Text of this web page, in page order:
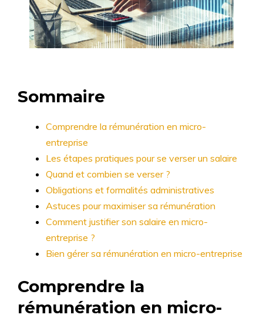
Sommaire
Comprendre la rémunération en micro-
entreprise
Les étapes pratiques pour se verser un salaire
Quand et combien se verser ?
Obligations et formalités administratives
Astuces pour maximiser sa rémunération
Comment justifier son salaire en micro-
entreprise ?
Bien gérer sa rémunération en micro-entreprise
Comprendre la
rémunération en micro-